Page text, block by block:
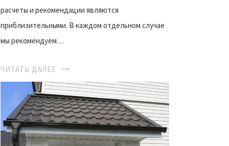
расчеты и рекомендации являются
приблизительными. В каждом отдельном случае
мы рекомендуем…
ЧИТАТЬ ДАЛЕЕ